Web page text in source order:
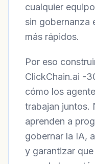
cualquier
sin gobernanza
más rápidos.
Por eso
ClickChain.ai -
cómo los
trabajan juntos.
aprenden a
gobernar la IA,
y garantizar